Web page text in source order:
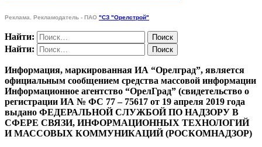
Реклама. Рекламодатель - ПАО "СЗ "Орелстрой"
Найти:
Найти:
Информация, маркированная ИА “Орелград”, является
официальным сообщением средства массовой информации
Информационное агентство “ОрелГрад” (свидетельство о
регистрации ИА № ФС 77 – 75617 от 19 апреля 2019 года
выдано ФЕДЕРАЛЬНОЙ СЛУЖБОЙ ПО НАДЗОРУ В
СФЕРЕ СВЯЗИ, ИНФОРМАЦИОННЫХ ТЕХНОЛОГИЙ
И МАССОВЫХ КОММУНИКАЦИЙ (РОСКОМНАДЗОР)